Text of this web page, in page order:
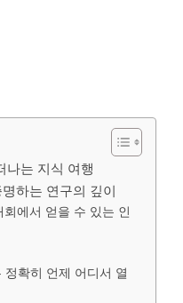
나는 지식 여행
하는 연구의 깊이
에서 얻을 수 있는 인
확히 언제 어디서 열